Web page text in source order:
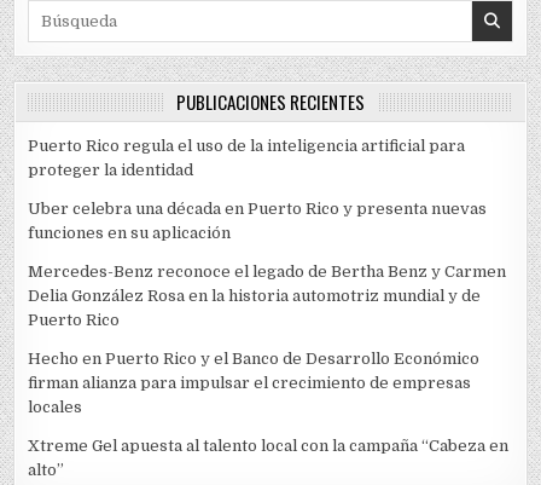
PUBLICACIONES RECIENTES
Puerto Rico regula el uso de la inteligencia artificial para
proteger la identidad
Uber celebra una década en Puerto Rico y presenta nuevas
funciones en su aplicación
Mercedes-Benz reconoce el legado de Bertha Benz y Carmen
Delia González Rosa en la historia automotriz mundial y de
Puerto Rico
Hecho en Puerto Rico y el Banco de Desarrollo Económico
firman alianza para impulsar el crecimiento de empresas
locales
Xtreme Gel apuesta al talento local con la campaña “Cabeza en
alto”